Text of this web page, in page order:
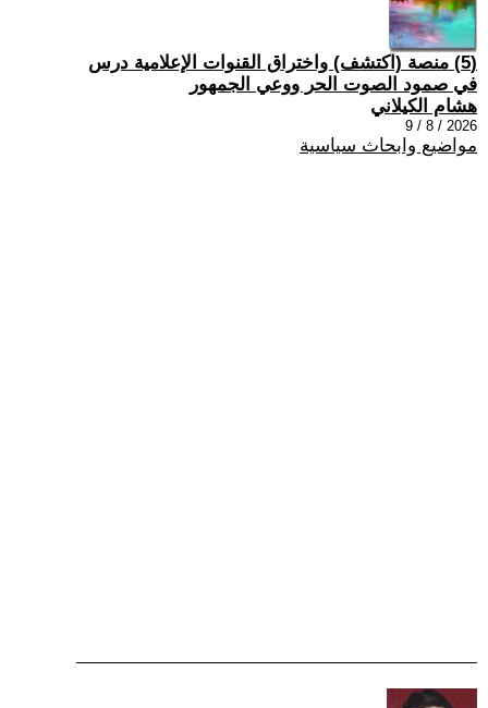
(5) منصة (اكتشف) واختراق القنوات الإعلامية درس
في صمود الصوت الحر ووعي الجمهور
هشام الكيلاني
2026 / 8 / 9
مواضيع وابحاث سياسية